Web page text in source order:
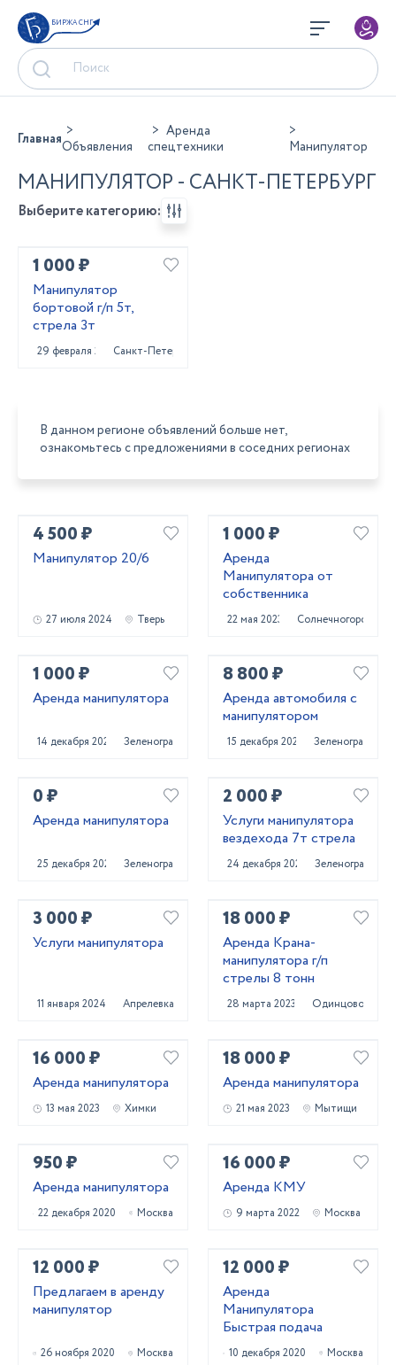
БИРЖА СНГ
ГлавнаяОбъявления
Аренда
спецтехники
Манипулятор
МАНИПУЛЯТОР - САНКТ-ПЕТЕРБУРГ
Выберите категорию:
1 000 ₽
Манипулятор
бортовой г/п 5т,
стрела 3т
29 февраля 2024Санкт-Петербург
В данном регионе объявлений больше нет,
ознакомьтесь с предложениями в соседних регионах
4 500 ₽
Манипулятор 20/6
27 июля 2024 Тверь
1 000 ₽
Аренда
Манипулятора от
собственника
22 мая 2023 Солнечногорск
1 000 ₽
Аренда манипулятора
14 декабря 2020 Зеленоград
8 800 ₽
Аренда автомобиля с
манипулятором
15 декабря 2020 Зеленоград
0 ₽
Аренда манипулятора
25 декабря 2020 Зеленоград
2 000 ₽
Услуги манипулятора
вездехода 7т стрела
24 декабря 2020 Зеленоград
3 000 ₽
Услуги манипулятора
11 января 2024 Апрелевка
18 000 ₽
Аренда Крана-
манипулятора г/п
стрелы 8 тонн
28 марта 2023 Одинцово
16 000 ₽
Аренда манипулятора
13 мая 2023 Химки
18 000 ₽
Аренда манипулятора
21 мая 2023 Мытищи
950 ₽
Аренда манипулятора
22 декабря 2020 Москва
16 000 ₽
Аренда КМУ
9 марта 2022 Москва
12 000 ₽
Предлагаем в аренду
манипулятор
26 ноября 2020 Москва
12 000 ₽
Аренда
Манипулятора
Быстрая подача
10 декабря 2020 Москва